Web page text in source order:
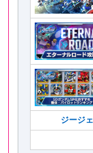
ジージ